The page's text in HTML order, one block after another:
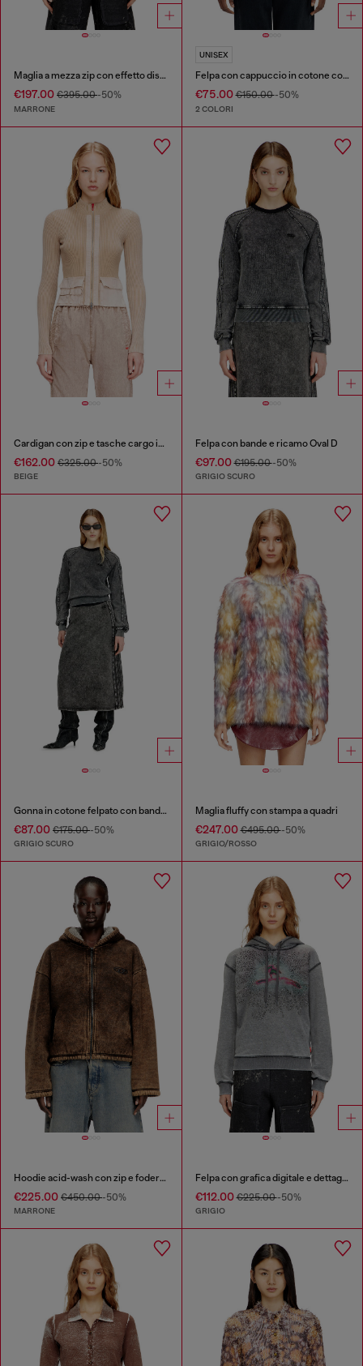
Maglia a mezza zip con effetto distressed
€197.00 €395.00-50%
MARRONE
UNISEX
Felpa con cappuccio in cotone con grafica di ciliegie
€75.00€150.00-50%
2 COLORI
Cardigan con zip e tasche cargo in denim
€162.00 €325.00-50%
BEIGE
Felpa con bande e ricamo Oval D
€97.00€195.00-50%
GRIGIO SCURO
Gonna in cotone felpato con bande laterali
€87.00 €175.00-50%
GRIGIO SCURO
Maglia fluffy con stampa a quadri
€247.00€495.00-50%
GRIGIO/ROSSO
Hoodie acid-wash con zip e fodera teddy
€225.00 €450.00-50%
MARRONE
Felpa con grafica digitale e dettagli in strass
€112.00€225.00-50%
GRIGIO